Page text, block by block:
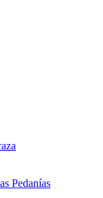
Pedanías